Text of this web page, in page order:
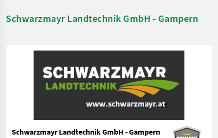
Schwarzmayr Landtechnik GmbH - Gampern
Schwarzmayr Landtechnik GmbH - Gampern